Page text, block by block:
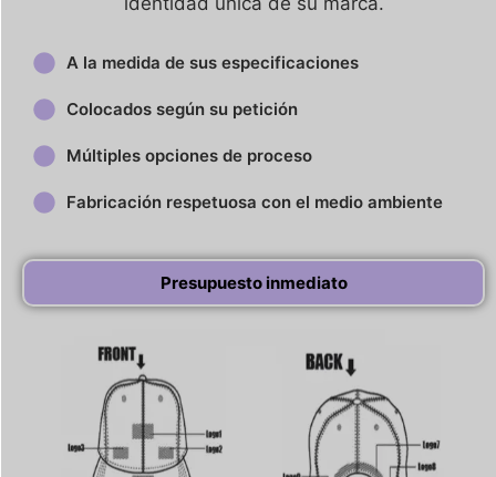
A la medida de sus especificaciones
Colocados según su petición
Múltiples opciones de proceso
Fabricación respetuosa con el medio ambiente
Presupuesto inmediato